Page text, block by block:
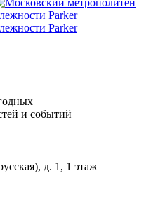
и событий
д. 1, 1 этаж